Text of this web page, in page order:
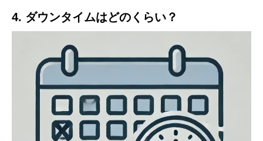
4. ダウンタイムはどのくらい？